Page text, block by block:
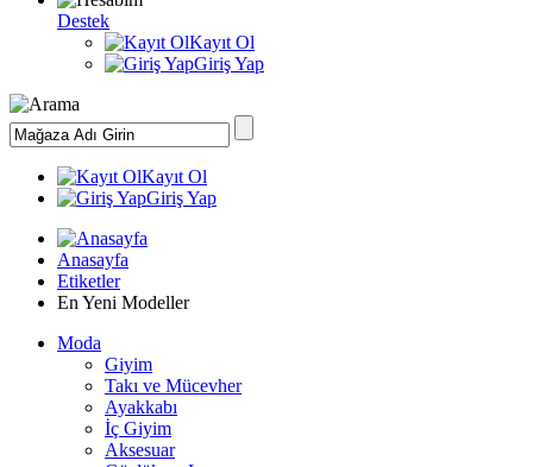
Destek
Kayıt Ol
Giriş Yap
Kayıt Ol
Giriş Yap
Anasayfa
Etiketler
En Yeni Modeller
Moda
Giyim
Takı ve Mücevher
Ayakkabı
İç Giyim
Aksesuar